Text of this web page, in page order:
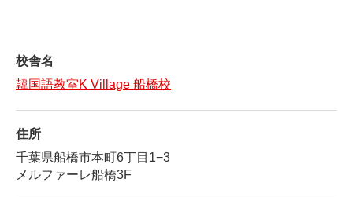
校舎名
韓国語教室K Village 船橋校
住所
千葉県船橋市本町6丁目1−3
メルファーレ船橋3F